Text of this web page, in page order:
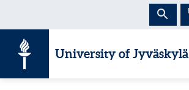
University of Jyväskylä